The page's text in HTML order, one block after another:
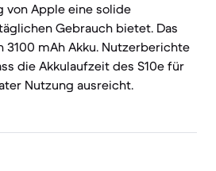
Apple eine solide
Gebrauch bietet. Das
3100 mAh Akku. Nutzerberichte
die Akkulaufzeit des S10e für
Nutzung ausreicht.